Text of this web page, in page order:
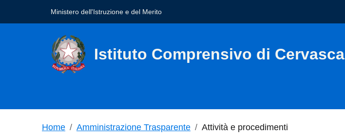
Ministero dell'Istruzione e del Merito
Istituto Comprensivo di Cervasca
Home Amministrazione Trasparente Attività e procedimenti